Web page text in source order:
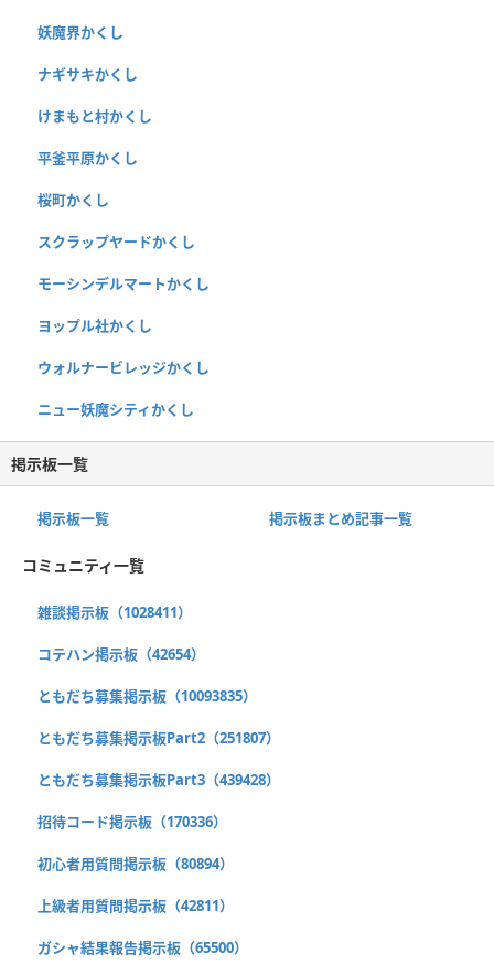
妖魔界かくし
ナギサキかくし
けまもと村かくし
平釜平原かくし
桜町かくし
スクラップヤードかくし
モーシンデルマートかくし
ヨップル社かくし
ウォルナービレッジかくし
ニュー妖魔シティかくし
掲示板一覧
掲示板一覧 掲示板まとめ記事一覧
コミュニティ一覧
雑談掲示板（1028411）
コテハン掲示板（42654）
ともだち募集掲示板（10093835）
ともだち募集掲示板Part2（251807）
ともだち募集掲示板Part3（439428）
招待コード掲示板（170336）
初心者用質問掲示板（80894）
上級者用質問掲示板（42811）
ガシャ結果報告掲示板（65500）